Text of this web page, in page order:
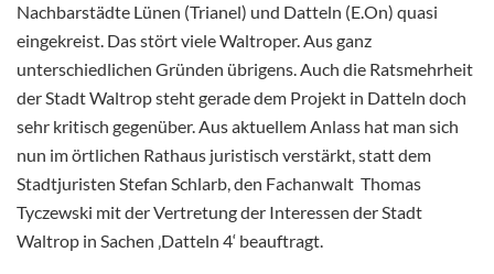
Nachbarstädte Lünen (Trianel) und Datteln (E.On) quasi
eingekreist. Das stört viele Waltroper. Aus ganz
unterschiedlichen Gründen übrigens. Auch die Ratsmehrheit
der Stadt Waltrop steht gerade dem Projekt in Datteln doch
sehr kritisch gegenüber. Aus aktuellem Anlass hat man sich
nun im örtlichen Rathaus juristisch verstärkt, statt dem
Stadtjuristen Stefan Schlarb, den Fachanwalt Thomas
Tyczewski mit der Vertretung der Interessen der Stadt
Waltrop in Sachen ‚Datteln 4‘ beauftragt.